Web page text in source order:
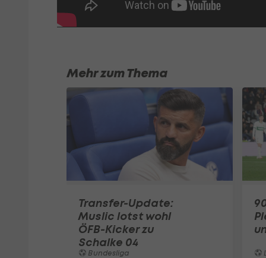
Mehr zum Thema
Transfer-Update:
Muslic lotst wohl
ÖFB-Kicker zu
Schalke 04
Bundesliga